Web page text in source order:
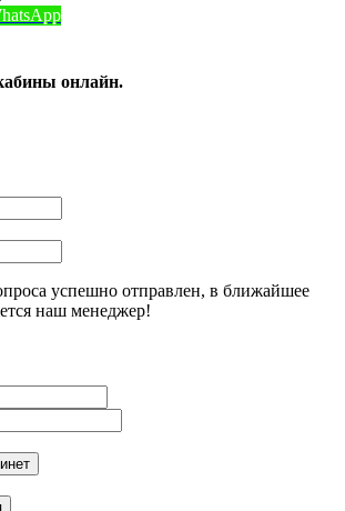
онлайн.
успешно отправлен, в ближайшее
наш менеджер!